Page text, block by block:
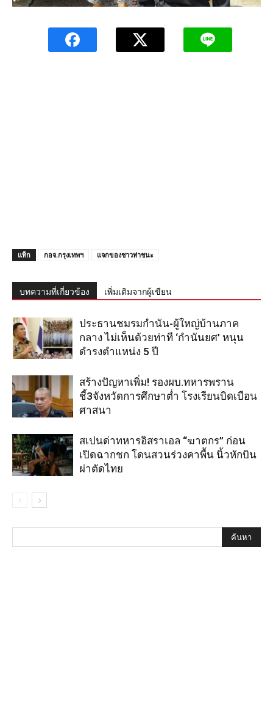
แท็ก กอจ.กรุงเทพฯ แจกของชาวท่าชนะ
บทความที่เกี่ยวข้อง เพิ่มเติมจากผู้เขียน
ประธานชมรมกำนัน-ผู้ใหญ่บ้านภาค
กลาง ไม่เห็นด้วยท่าที ‘กำนันยศ’ หนุน
ดำรงตำแหน่ง 5 ปี
สร้างปัญหาเพิ่ม! รองผบ.ทหารพราน
ชี้3จังหวัดการศึกษาต่ำ โรงเรียนบิดเบือน
ศาสนา
สเปนด่าทหารอิสราเอล “ฆาตกร” ก่อน
เปิดฉากชก โดนสวนร่วงคาพื้น นิ้วหักบิน
ผ่าตัดไทย